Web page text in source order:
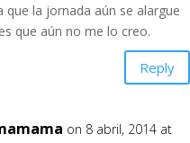
que la jornada aún se alargue
que aún no me lo creo.
Reply
on 8 abril, 2014 at